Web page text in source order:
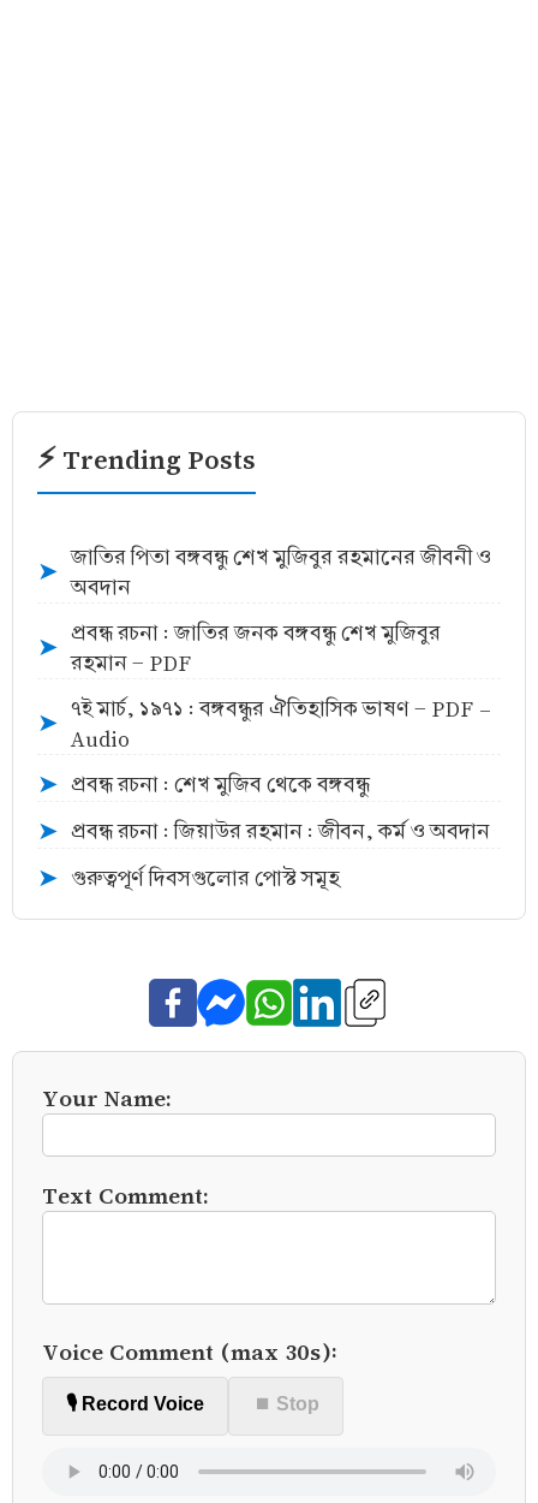
⚡ Trending Posts
➤
জাতির পিতা বঙ্গবন্ধু শেখ মুজিবুর রহমানের জীবনী ও
অবদান
➤
প্রবন্ধ রচনা : জাতির জনক বঙ্গবন্ধু শেখ মুজিবুর
রহমান - PDF
➤
৭ই মার্চ, ১৯৭১ : বঙ্গবন্ধুর ঐতিহাসিক ভাষণ - PDF -
Audio
➤ প্রবন্ধ রচনা : শেখ মুজিব থেকে বঙ্গবন্ধু
➤ প্রবন্ধ রচনা : জিয়াউর রহমান : জীবন, কর্ম ও অবদান
➤ গুরুত্বপূর্ণ দিবসগুলোর পোস্ট সমূহ
Your Name:
Text Comment:
Voice Comment (max 30s):
🎙️ Record Voice ⏹ Stop